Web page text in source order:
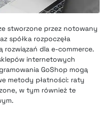
stworzone przez notowany
spółka rozpoczęła
rozwiązań dla e-commerce.
internetowych
GoShop mogą
metody płatności: raty
w tym również te